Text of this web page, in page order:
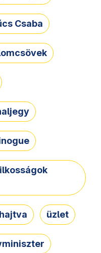
Csaba
üzlet